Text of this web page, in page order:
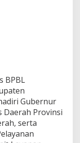
BPBL
Gubernur
Daerah Provinsi
serta